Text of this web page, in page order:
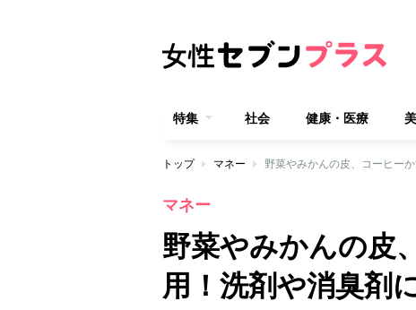
特集 社会 健康・医療
トップ マネー 野菜やみかんの皮、コーヒー
マネー
野菜やみかんの皮
用！洗剤や消臭剤